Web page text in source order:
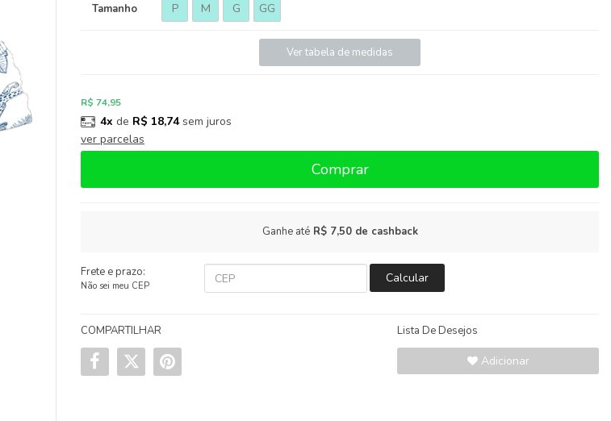
Tamanho P M G GG
Ver tabela de medidas
R$ 74,95
4x de R$ 18,74sem juros
ver parcelas
Comprar
Ganhe atéR$ 7,50de cashback
Frete e prazo:
Não sei meu CEP
Calcular
COMPARTILHAR Lista De Desejos
Adicionar